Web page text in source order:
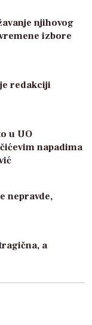
njihovog
izbore
redakciji
u UO
napadima
nepravde,
a